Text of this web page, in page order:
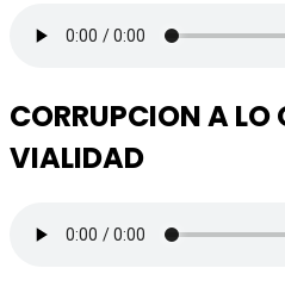
CORRUPCION A LO
VIALIDAD